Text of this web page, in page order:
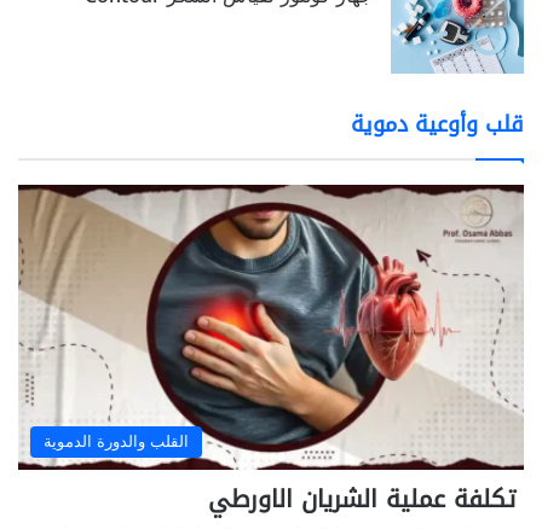
قلب وأوعية دموية
القلب والدورة الدموية
تكلفة عملية الشريان الاورطي